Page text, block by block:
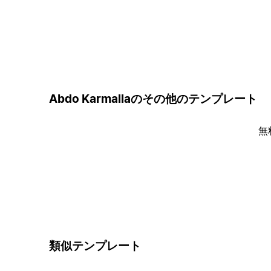
Abdo Karmallaのその他のテンプレート
無
類似テンプレート